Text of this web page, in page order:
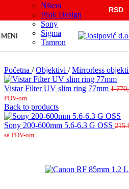
Skip to navigation Skip to main content
Nikon
Peak Design
Sony
Sigma
Tamron
RSD
MENI
Početna / Objektivi / Mirrorless
Vistar Filter UV slim ring 77mm
PDV-om
Back to products
Sony 200-600mm 5.6-6.3 G OSS
sa PDV-om